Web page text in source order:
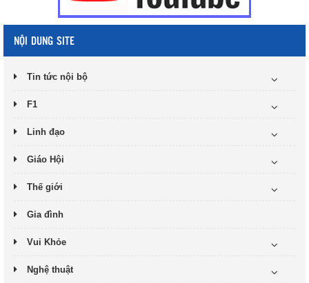
NỘI DUNG SITE
Tin tức nội bộ
F1
Linh đạo
Giáo Hội
Thế giới
Gia đình
Vui Khỏe
Nghệ thuật